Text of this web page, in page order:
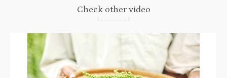
Check other video